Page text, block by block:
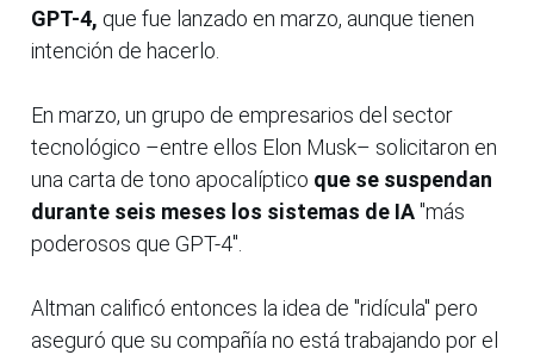
GPT-4, que fue lanzado en marzo, aunque tienen
intención de hacerlo.
En marzo, un grupo de empresarios del sector
tecnológico –entre ellos Elon Musk– solicitaron en
una carta de tono apocalíptico que se suspendan
durante seis meses los sistemas de IA"más
poderosos que GPT-4".
Altman calificó entonces la idea de "ridícula" pero
aseguró que su compañía no está trabajando por el